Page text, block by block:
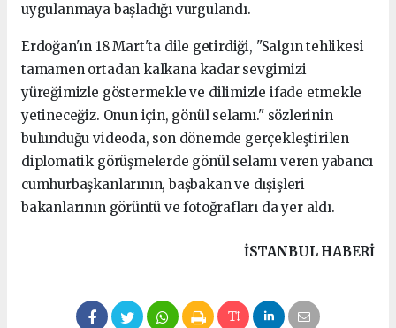
uygulanmaya başladığı vurgulandı.
Erdoğan'ın 18 Mart'ta dile getirdiği, "Salgın tehlikesi
tamamen ortadan kalkana kadar sevgimizi
yüreğimizle göstermekle ve dilimizle ifade etmekle
yetineceğiz. Onun için, gönül selamı." sözlerinin
bulunduğu videoda, son dönemde gerçekleştirilen
diplomatik görüşmelerde gönül selamı veren yabancı
cumhurbaşkanlarının, başbakan ve dışişleri
bakanlarının görüntü ve fotoğrafları da yer aldı.
İSTANBUL HABERİ